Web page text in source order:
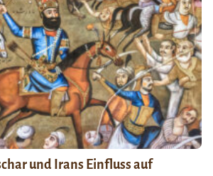
und Irans Einfluss auf